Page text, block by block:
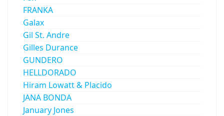
FRANKA
Galax
Gil St. Andre
Gilles Durance
GUNDERO
HELLDORADO
Hiram Lowatt & Placido
JANA BONDA
January Jones